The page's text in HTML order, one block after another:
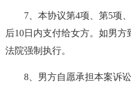
7、本协议第4项、第5项
后10日内支付给女方。如男
法院强制执行。
8、男方自愿承担本案诉讼